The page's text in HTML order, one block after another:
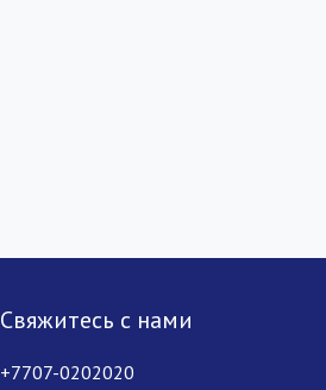
Свяжитесь с нами
+7707-0202020